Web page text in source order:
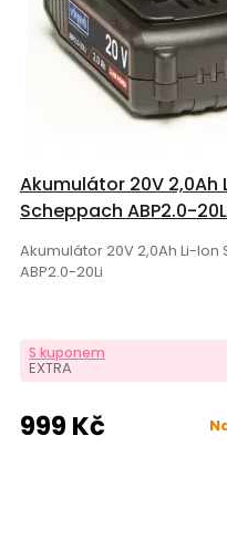
Akumulátor 20V 2,0Ah
Scheppach ABP2.0-
Akumulátor 20V 2,0Ah Li-
ABP2.0-20Li
S kuponem
EXTRA
999 Kč